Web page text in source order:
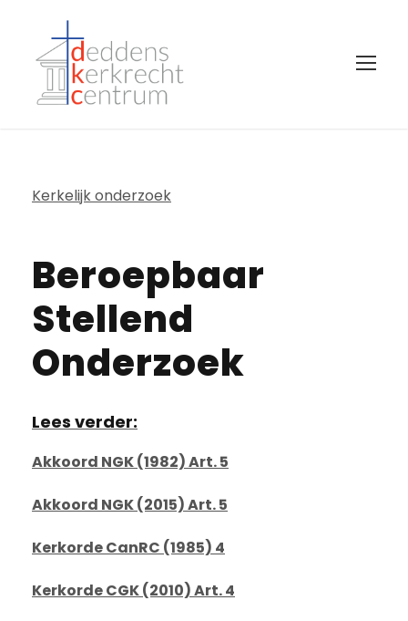
Kerkelijk onderzoek
Beroepbaar
Stellend
Onderzoek
Lees verder:
Akkoord NGK (1982) Art. 5
Akkoord NGK (2015) Art. 5
Kerkorde CanRC (1985) 4
Kerkorde CGK (2010) Art. 4